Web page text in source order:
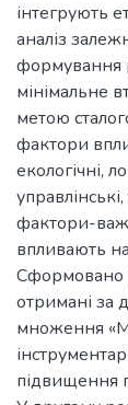
інтегрують
аналіз
формування
мінімальне
метою
фактори
екологічні,
фактори-
впливають
Сформовано
отримані за
множення
підвищення